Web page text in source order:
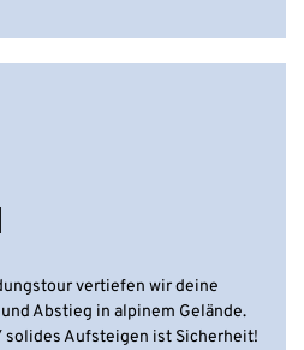
vertiefen wir deine
Abstieg in alpinem Gelände.
solides Aufsteigen ist Sicherheit!